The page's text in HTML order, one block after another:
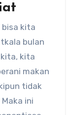
bisa kita
bulan
kita, kita
makan
tidak
ini